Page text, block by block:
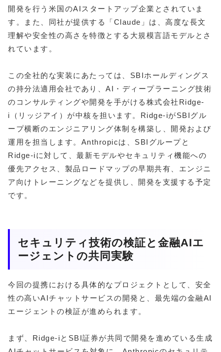
開発を行う米国のAIスタートアップ企業とされていま
す。また、同社が提供する「Claude」は、高度な長文
理解や安全性の高さを特徴とする大規模言語モデルとさ
れています。
この全社的な実装にあたっては、SBIホールディングス
の持分法適用会社であり、AI・ディープラーニング技術
のコンサルティングや開発を手がける株式会社Ridge-
i（リッジアイ）が中核を担います。Ridge-iがSBIグル
ープ横断のエンジニアリング体制を構築し、開発および
運用を担当します。Anthropicは、SBIグループと
Ridge-iに対して、最新モデルやセキュリティ機能への
優先アクセス、製品ロードマップの早期共有、エンジニ
ア向けトレーニングなどを提供し、開発を支援する予定
です。
セキュリティ技術の検証と金融AIエ
ージェントの共同実験
今回の提携における具体的なプロジェクトとして、安全
性の高いAIチャットサービスの開発と、最先端の金融AI
エージェントの検証が進められます。
まず、Ridge-iとSBI証券が共同で開発を進めている生成